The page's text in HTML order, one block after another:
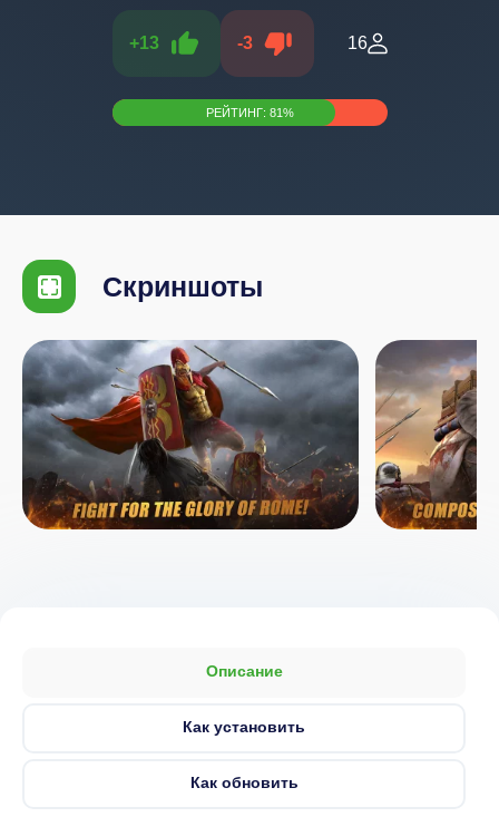
+13 -3 16
РЕЙТИНГ: 81%
Скриншоты
Описание
Как установить
Как обновить